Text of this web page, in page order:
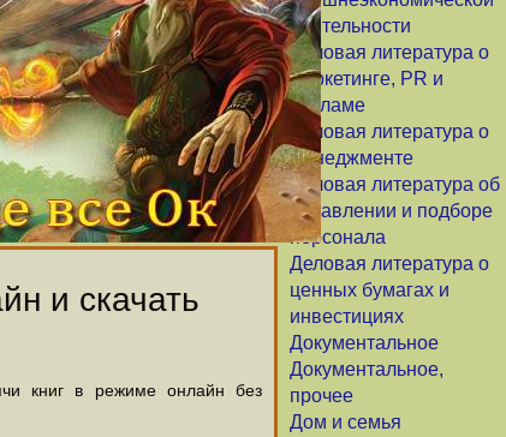
деятельности
Деловая литература о
маркетинге, PR и
рекламе
Деловая литература о
менеджменте
Деловая литература об
управлении и подборе
персонала
Деловая литература о
ценных бумагах и
инвестициях
Документальное
Документальное,
прочее
Дом и семья
и скачать
книг в режиме онлайн без